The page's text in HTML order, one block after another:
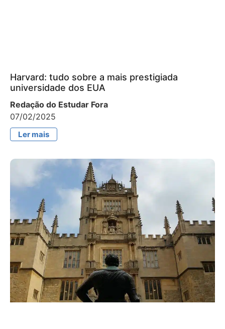
Harvard: tudo sobre a mais prestigiada
universidade dos EUA
Redação do Estudar Fora
07/02/2025
Ler mais